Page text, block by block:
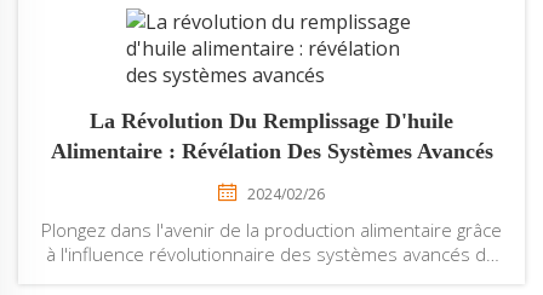
de la pulpe, puis pasteurisés ou traités par tube UHT à
très haute température...
La Révolution Du Remplissage D'huile
Alimentaire : Révélation Des Systèmes Avancés
2024/02/26
Plongez dans l'avenir de la production alimentaire grâce
à l'influence révolutionnaire des systèmes avancés de